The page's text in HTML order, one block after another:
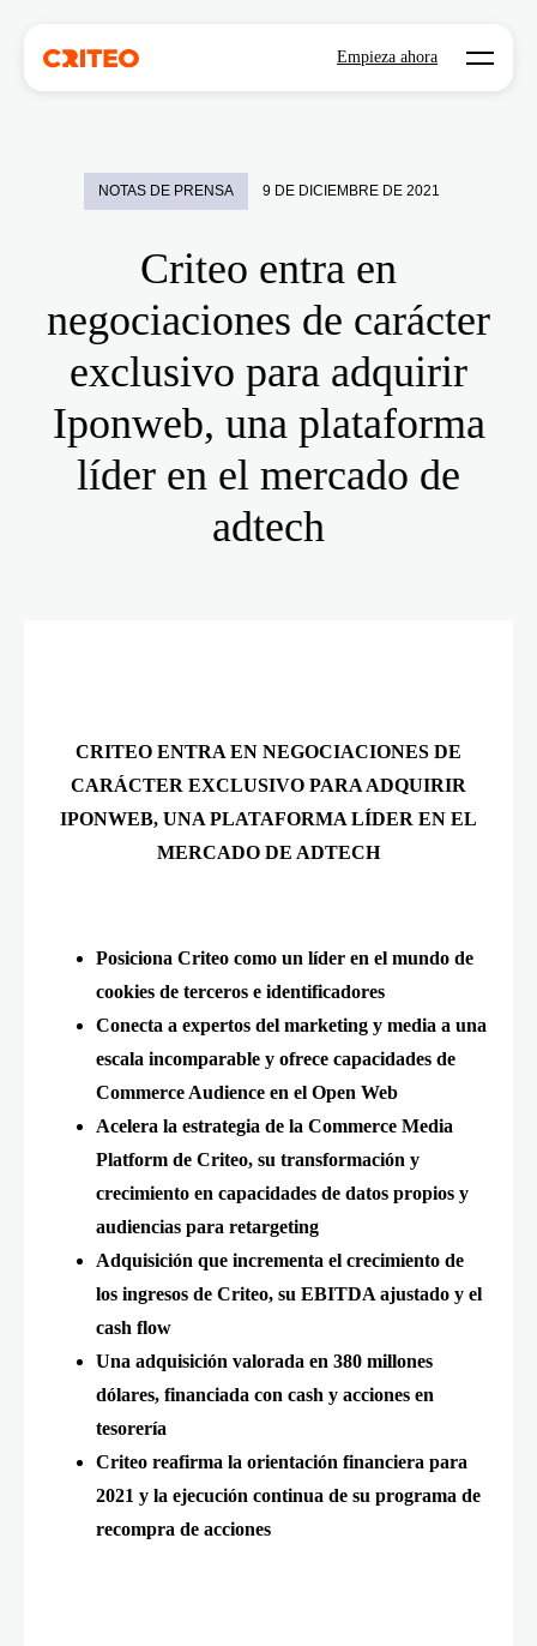
Empieza ahora Open
NOTAS DE PRENSA 9 DE DICIEMBRE DE 2021
Criteo entra en
negociaciones de carácter
exclusivo para adquirir
Iponweb, una plataforma
líder en el mercado de
adtech
CRITEO ENTRA EN NEGOCIACIONES DE
CARÁCTER EXCLUSIVO PARA ADQUIRIR
IPONWEB, UNA PLATAFORMA LÍDER EN EL
MERCADO DE ADTECH
Posiciona Criteo como un líder en el mundo de
cookies de terceros e identificadores
Conecta a expertos del marketing y media a una
escala incomparable y ofrece capacidades de
Commerce Audience en el Open Web
Acelera la estrategia de la Commerce Media
Platform de Criteo, su transformación y
crecimiento en capacidades de datos propios y
audiencias para retargeting
Adquisición que incrementa el crecimiento de
los ingresos de Criteo, su EBITDA ajustado y el
cash flow
Una adquisición valorada en 380 millones
dólares, financiada con cash y acciones en
tesorería
Criteo reafirma la orientación financiera para
2021 y la ejecución continua de su programa de
recompra de acciones